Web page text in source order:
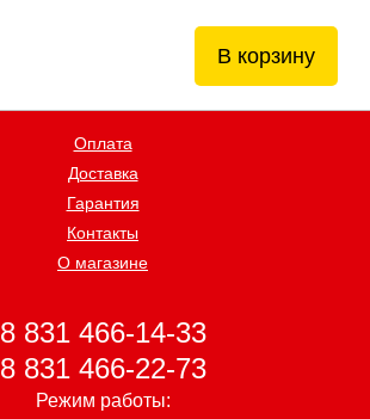
В корзину
Оплата
Доставка
Гарантия
Контакты
О магазине
8 831 466-14-33
8 831 466-22-73
Режим работы: